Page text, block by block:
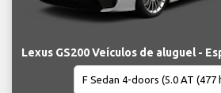
Lexus GS200 Veículos de aluguel -